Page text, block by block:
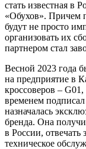
стать известная в
«Обухов». Причем
будут не просто
организовать их
партнером стал
Весной 2023 года
на предприятие в
кроссоверов –
временем
назначалась
бренда. Она
в России, отвечать
техническое